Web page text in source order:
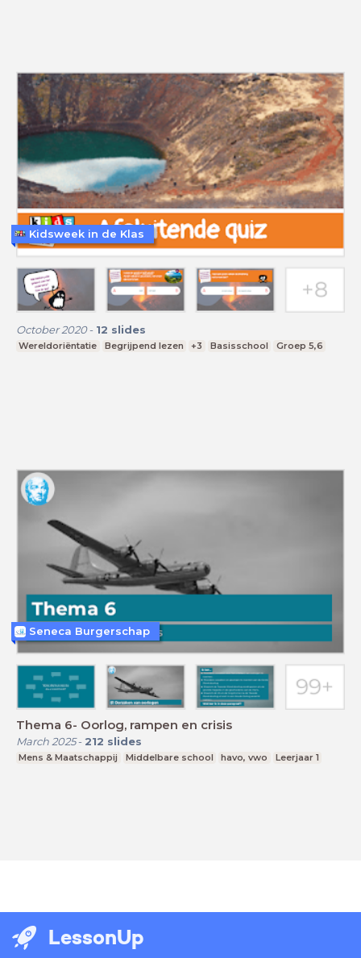
October 2020- 12 slides
Wereldoriëntatie Begrijpend lezen +3 Basisschool Groep 5,6
Kidsweek in de Klas
Thema 6- Oorlog, rampen en crisis
March 2025- 212 slides
Mens & Maatschappij Middelbare school havo, vwo Leerjaar 1
Seneca Burgerschap
LessonUp